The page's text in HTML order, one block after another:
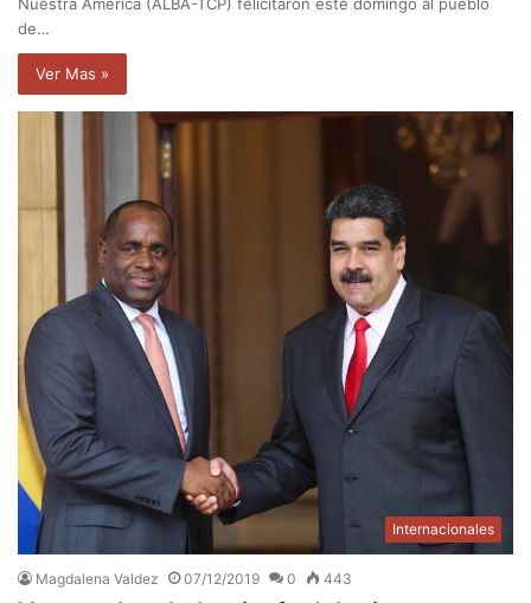
Nuestra América (ALBA-TCP) felicitaron este domingo al pueblo
de…
Ver Mas »
Internacionales
Magdalena Valdez 07/12/2019 0 443